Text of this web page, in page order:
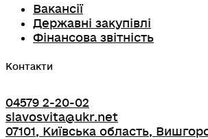
Вакансії
Державні закупівлі
Фінансова звітність
Контакти
04579 2-20-02
slavosvita@ukr.net
07101, Київська область,